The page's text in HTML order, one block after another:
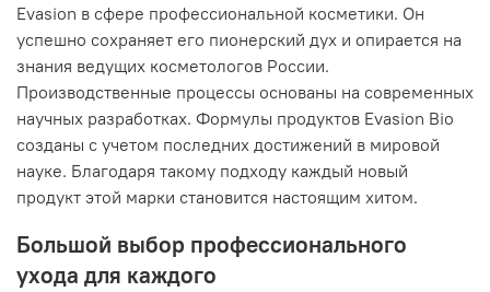
Evasion в сфере профессиональной косметики. Он
успешно сохраняет его пионерский дух и опирается на
знания ведущих косметологов России.
Производственные процессы основаны на современных
научных разработках. Формулы продуктов Evasion Bio
созданы с учетом последних достижений в мировой
науке. Благодаря такому подходу каждый новый
продукт этой марки становится настоящим хитом.
Большой выбор профессионального
ухода для каждого